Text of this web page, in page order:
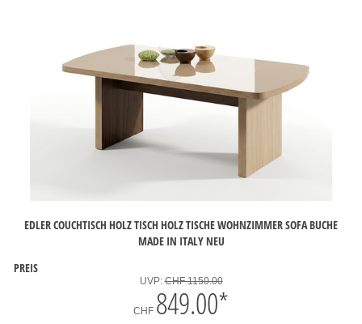
EDLER COUCHTISCH HOLZ TISCH HOLZ TISCHE WOHNZIMMER SOFA BUCHE
MADE IN ITALY NEU
PREIS
UVP:CHF 1150.00
CHF 849.00*